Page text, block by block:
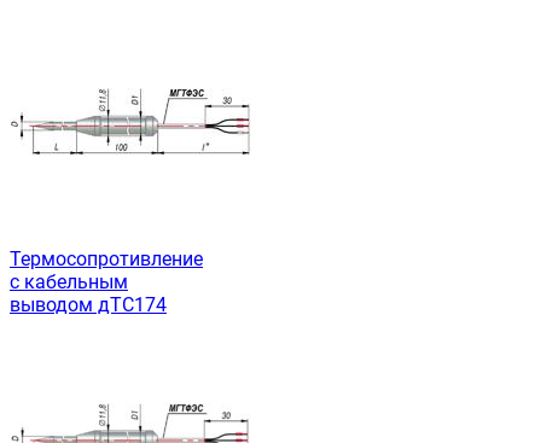
Термосопротивление
с кабельным
выводом дТС174